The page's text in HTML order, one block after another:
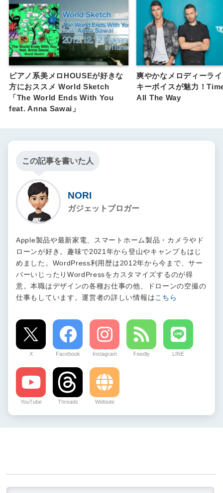
ピアノ系美メロHOUSEが好きな
方におススメ World Sketch
「The World Ends With You
feat. Anna Sawai」
爽やかなメロディーラ
キーボイスが魅力！
All The Way
この記事を書いた人
NORI
ガジェットブロガー
Apple製品や最新家電、スマートホーム製品・カメラやド
ローンが好き。趣味で2021年から登山やキャンプもはじ
めました。WordPress利用歴は2012年から今まで、サー
バーいじったりWordPressをカスタマイズするのが得
意。本職はデザインの各種お仕事の他、ドローンの空撮の
仕事もしています。運営者の詳しい情報はこちら
X Facebook Instagram Feedly LINE
YouTube Threads Website